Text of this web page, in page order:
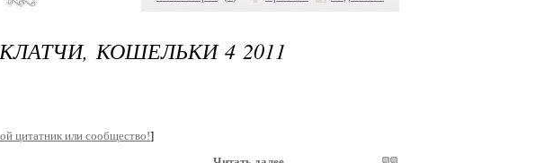
КОШЕЛЬКИ 4 2011
цитатник или сообщество!]